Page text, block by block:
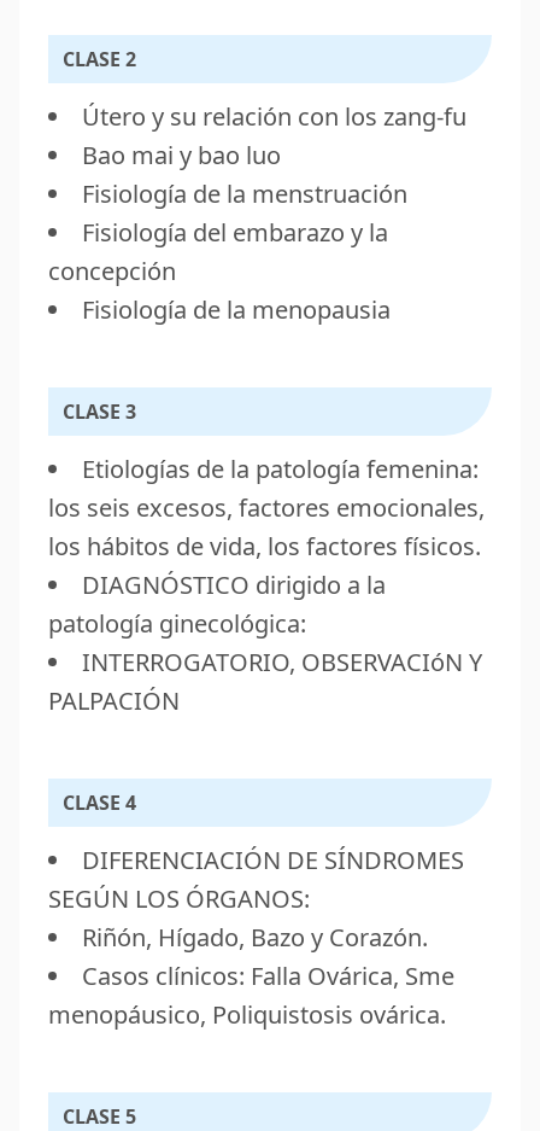
CLASE 2
Útero y su relación con los zang-fu
Bao mai y bao luo
Fisiología de la menstruación
Fisiología del embarazo y la
concepción
Fisiología de la menopausia
CLASE 3
Etiologías de la patología femenina:
los seis excesos, factores emocionales,
los hábitos de vida, los factores físicos.
DIAGNÓSTICO dirigido a la
patología ginecológica:
INTERROGATORIO, OBSERVACIóN Y
PALPACIÓN
CLASE 4
DIFERENCIACIÓN DE SÍNDROMES
SEGÚN LOS ÓRGANOS:
Riñón, Hígado, Bazo y Corazón.
Casos clínicos: Falla Ovárica, Sme
menopáusico, Poliquistosis ovárica.
CLASE 5